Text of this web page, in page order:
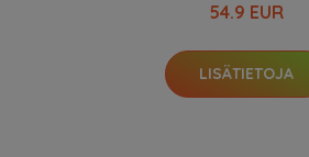
54.9 EUR
LISÄTIETOJA